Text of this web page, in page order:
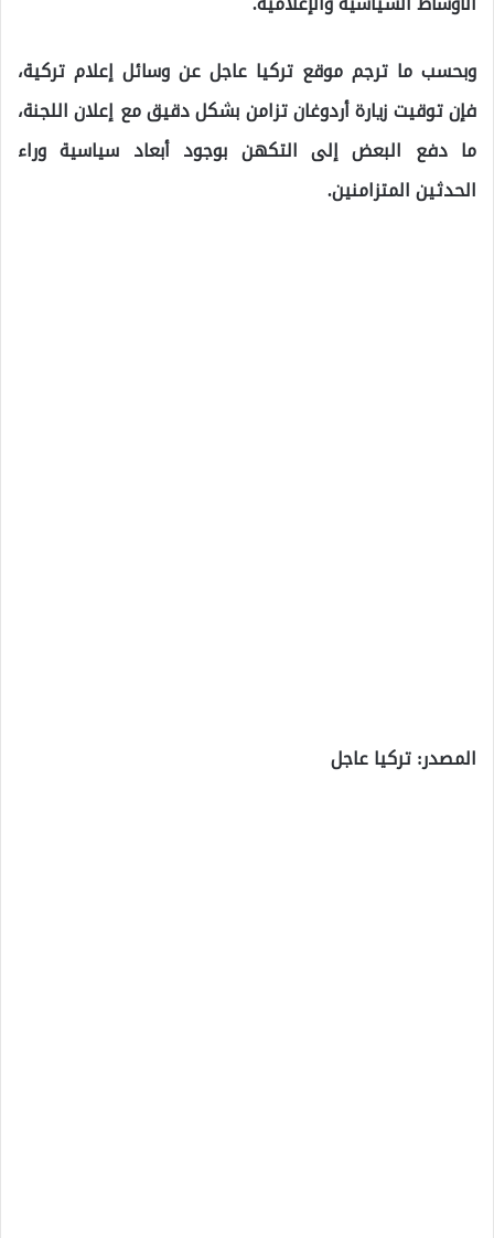
وبحسب ما ترجم موقع تركيا عاجل عن وسائل إعلام تركية،
فإن توقيت زيارة أردوغان تزامن بشكل دقيق مع إعلان اللجنة،
ما دفع البعض إلى التكهن بوجود أبعاد سياسية وراء
الحدثين المتزامنين.
المصدر: تركيا عاجل